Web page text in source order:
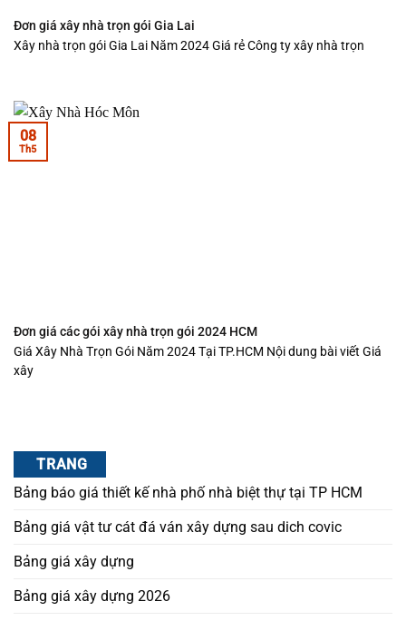
Đơn giá xây nhà trọn gói Gia Lai
Xây nhà trọn gói Gia Lai Năm 2024 Giá rẻ Công ty xây nhà trọn
Đơn giá các gói xây nhà trọn gói 2024 HCM
Giá Xây Nhà Trọn Gói Năm 2024 Tại TP.HCM Nội dung bài viết Giá
xây
08
Th5
TRANG
Bảng báo giá thiết kế nhà phố nhà biệt thự tại TP HCM
Bảng giá vật tư cát đá ván xây dựng sau dich covic
Bảng giá xây dựng
Bảng giá xây dựng 2026